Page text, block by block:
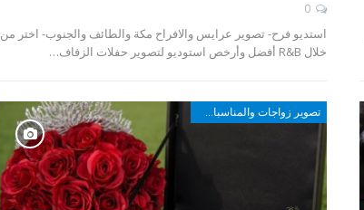
0
استديو فرح- تصوير عرايس والافراح مكة والطائف والجنوب- اختر من
خلال R&B أفضل وأرخص استوديو لتصوير حفلات الزفاف…
تصوير زواجات والمناسبات في مكة والطائف وأبها والجنوب